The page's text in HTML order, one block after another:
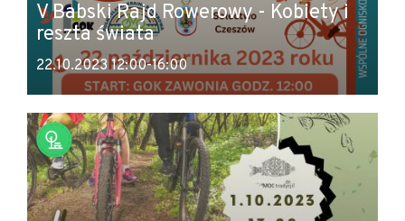
V Babski Rajd Rowerowy - Kobiety i
reszta świata
22.10.2023 12:00-16:00